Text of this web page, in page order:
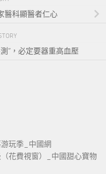
醫科顯醫者仁心
”，必定要器重高血壓
玩季_中國網
花費視窗）_中國甜心寶物